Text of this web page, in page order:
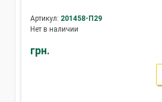
Артикул: 201458-П29
Нет в наличии
грн.